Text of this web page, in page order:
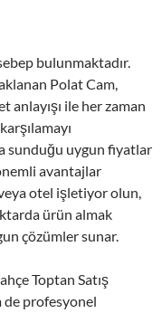
bulunmaktadır.
Polat Cam,
anlayışı ile her zaman
sunduğu uygun fiyatlar
avantajlar
otel işletiyor olun,
ürün almak
çözümler sunar.
Toptan Satış
de profesyonel